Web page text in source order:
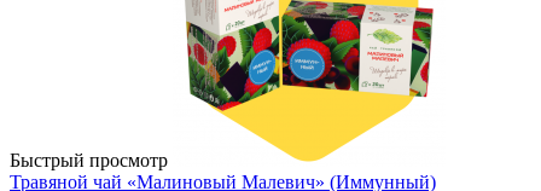
Быстрый просмотр
Травяной чай «Малиновый Малевич» (Иммунный)